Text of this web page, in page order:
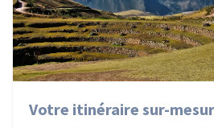
Votre itinéraire sur-